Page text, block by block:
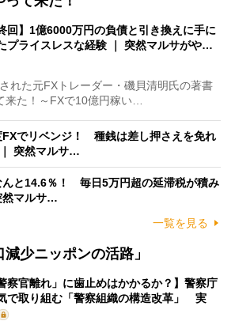
回】1億6000万円の負債と引き換えに手に
プライスレスな経験 ｜ 突然マルサがや…
れた元FXトレーダー・磯貝清明氏の著書
来た！～FXで10億円稼い…
FXでリベンジ！ 種銭は差し押さえを免れ
突然マルサ…
んと14.6％！ 毎日5万円超の延滞税が積み
然マルサ…
一覧を見る
少ニッポンの活路」
察官離れ」に歯止めはかかるか？】警察庁
で取り組む「警察組織の構造改革」 実